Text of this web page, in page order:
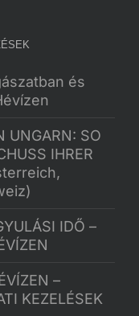
és
UNGARN: SO
IHRER
IDŐ –
–
KEZELÉSEK